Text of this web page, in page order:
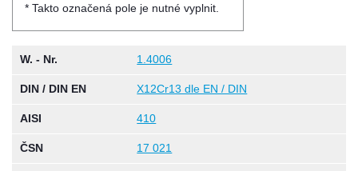
* Takto označená pole je nutné vyplnit.
W. - Nr. 1.4006
DIN / DIN EN X12Cr13 dle EN / DIN
AISI 410
ČSN 17 021